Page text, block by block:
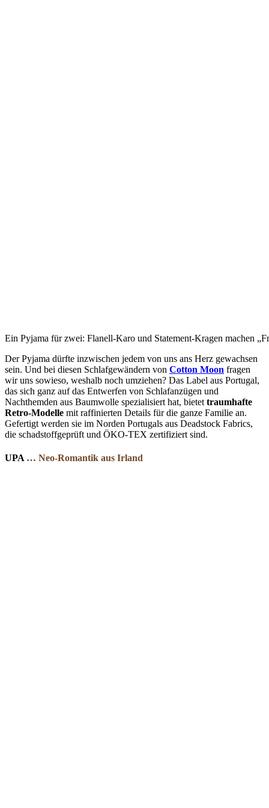
Ein Pyjama für zwei: Flanell-Karo und Statement-Kragen machen
Der Pyjama dürfte inzwischen jedem von uns ans Herz gewachsen
sein. Und bei diesen Schlafgewändern von Cotton Moon fragen
wir uns sowieso, weshalb noch umziehen? Das Label aus Portugal,
das sich ganz auf das Entwerfen von Schlafanzügen und
Nachthemden aus Baumwolle spezialisiert hat, bietet traumhafte
Retro-Modelle mit raffinierten Details für die ganze Familie an.
Gefertigt werden sie im Norden Portugals aus Deadstock Fabrics,
die schadstoffgeprüft und ÖKO-TEX zertifiziert sind.
UPA … Neo-Romantik aus Irland